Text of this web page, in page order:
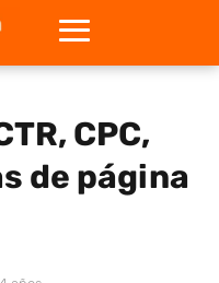
CPC,
de página